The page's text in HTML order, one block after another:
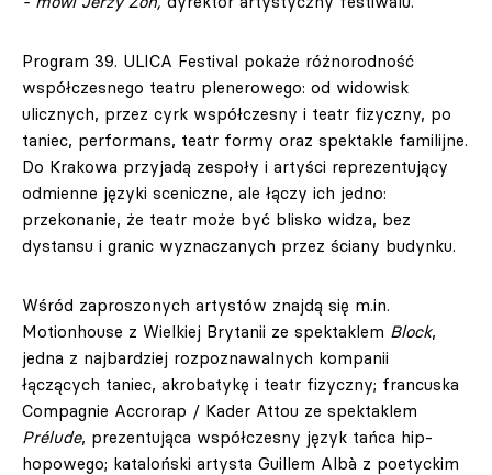
Program 39. ULICA Festival pokaże różnorodność
współczesnego teatru plenerowego: od widowisk
ulicznych, przez cyrk współczesny i teatr fizyczny, po
taniec, performans, teatr formy oraz spektakle familijne.
Do Krakowa przyjadą zespoły i artyści reprezentujący
odmienne języki sceniczne, ale łączy ich jedno:
przekonanie, że teatr może być blisko widza, bez
dystansu i granic wyznaczanych przez ściany budynku.
Wśród zaproszonych artystów znajdą się m.in.
Motionhouse z Wielkiej Brytanii ze spektaklem Block,
jedna z najbardziej rozpoznawalnych kompanii
łączących taniec, akrobatykę i teatr fizyczny; francuska
Compagnie Accrorap / Kader Attou ze spektaklem
Prélude, prezentująca współczesny język tańca hip-
hopowego; kataloński artysta Guillem Albà z poetyckim